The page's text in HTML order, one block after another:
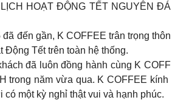
HOẠT ĐỘNG TẾT NGUYÊN ĐÁ
đã đến gần, K COFFEE trân trọng thôn
Động Tết trên toàn hệ thống.
đã luôn đồng hành cùng K COFF
trong năm vừa qua. K COFFEE kính
một kỳ nghỉ thật vui và hạnh phúc.